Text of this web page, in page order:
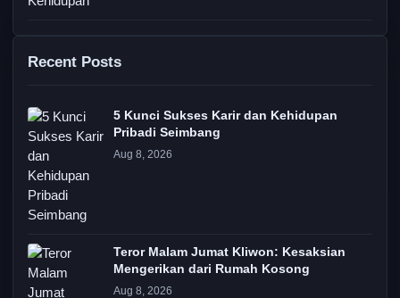
Recent Posts
5 Kunci Sukses Karir dan Kehidupan
Pribadi Seimbang
Aug 8, 2026
Teror Malam Jumat Kliwon: Kesaksian
Mengerikan dari Rumah Kosong
Aug 8, 2026